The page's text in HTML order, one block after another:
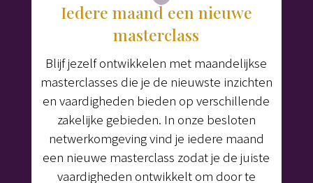
Iedere maand een nieuwe
masterclass
Blijf jezelf ontwikkelen met maandelijkse
masterclasses die je de nieuwste inzichten
en vaardigheden bieden op verschillende
zakelijke gebieden. In onze besloten
netwerkomgeving vind je iedere maand
een nieuwe masterclass zodat je de juiste
vaardigheden ontwikkelt om door te